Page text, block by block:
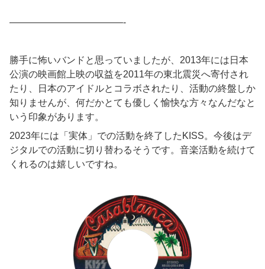
————————————-
勝手に怖いバンドと思っていましたが、2013年には日本
公演の映画館上映の収益を2011年の東北震災へ寄付され
たり、日本のアイドルとコラボされたり、活動の終盤しか
知りませんが、何だかとても優しく愉快な方々なんだなと
いう印象があります。
2023年には「実体」での活動を終了したKISS。今後はデ
ジタルでの活動に切り替わるそうです。音楽活動を続けて
くれるのは嬉しいですね。